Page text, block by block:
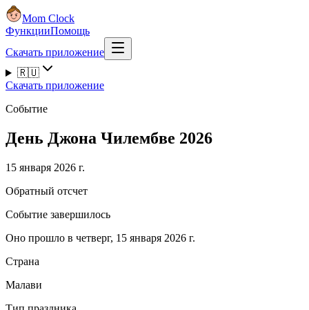
Mom Clock
ФункцииПомощь
Скачать приложение
🇷🇺
Скачать приложение
Событие
День Джона Чилембве 2026
15 января 2026 г.
Обратный отсчет
Событие завершилось
Оно прошло в четверг, 15 января 2026 г.
Страна
Малави